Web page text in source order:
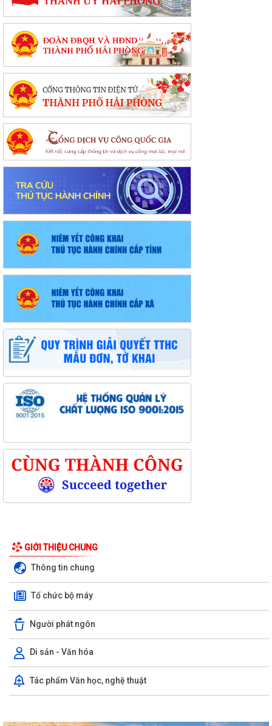
GIỚI THIỆU CHUNG
Thông tin chung
Tổ chức bộ máy
Người phát ngôn
Di sản - Văn hóa
Tác phẩm Văn học, nghệ thuật
Kỳ họp thứ ba (kỳ họp thường lệ giữa năm 2026) Hội đồng nhân dân
phường Trần Hưng Đạo khóa II,...